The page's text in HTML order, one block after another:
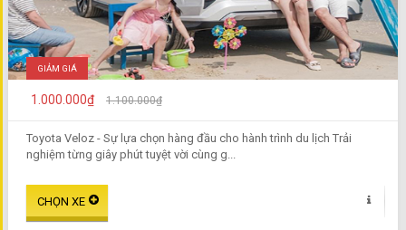
GIẢM GIÁ
1.000.000₫ 1.100.000₫
Toyota Veloz - Sự lựa chọn hàng đầu cho hành trình du lịch Trải
nghiệm từng giây phút tuyệt vời cùng g...